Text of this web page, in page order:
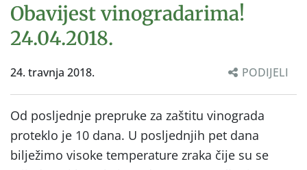
Obavijest vinogradarima!
24.04.2018.
24. travnja 2018. PODIJELI
Od posljednje prepruke za zaštitu vinograda
proteklo je 10 dana. U posljednjih pet dana
bilježimo visoke temperature zraka čije su se